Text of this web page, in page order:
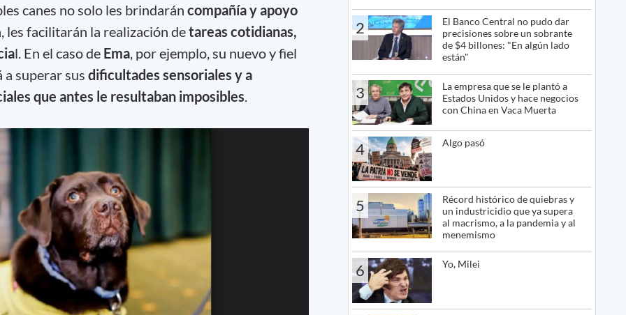
canes no solo les brindarán compañía y apoyo
les facilitarán la realización detareas cotidianas,
l. En el caso de Ema, por ejemplo, su nuevo y fiel
a superar sus dificultades sensoriales y a
que antes le resultaban imposibles
2
El Banco Central no pudo dar
precisiones sobre un sobrante
de $4 billones: "En algún lado
están"
3
La empresa que se le plantó a
Estados Unidos y hace negocios
con China en Vaca Muerta
4 Algo pasó
5
Récord histórico de quiebras y
un industricidio que ya supera
al macrismo, a la pandemia y al
menemismo
6 Yo, Milei